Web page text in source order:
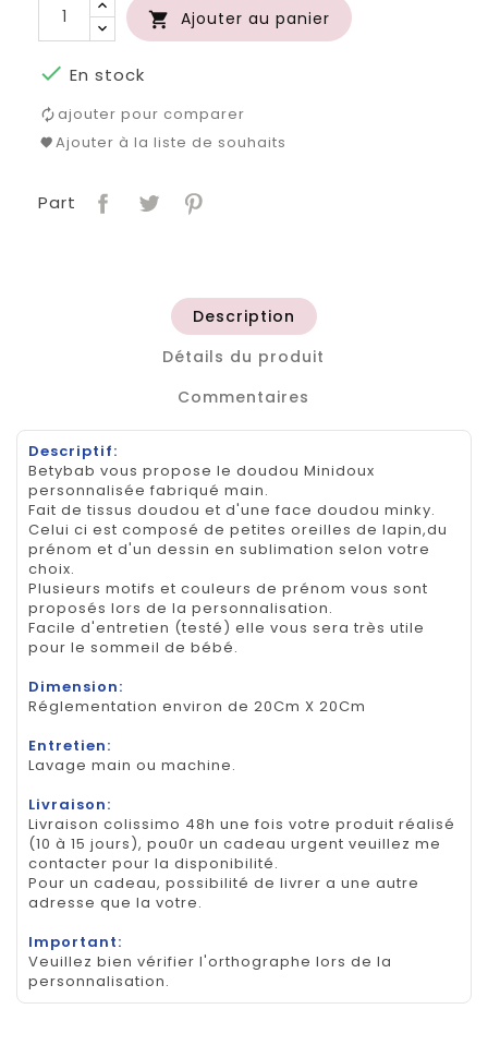
 Ajouter au panier
 En stock
ajouter pour comparer
Ajouter à la liste de souhaits
Part
Description
Détails du produit
Commentaires
Descriptif:
Betybab vous propose le doudou Minidoux
personnalisée fabriqué main.
Fait de tissus doudou et d'une face doudou minky.
Celui ci est composé de petites oreilles de lapin,du
prénom et d'un dessin en sublimation selon votre
choix.
Plusieurs motifs et couleurs de prénom vous sont
proposés lors de la personnalisation.
Facile d'entretien (testé) elle vous sera très utile
pour le sommeil de bébé.
Dimension:
Réglementation environ de 20Cm X 20Cm
Entretien:
Lavage main ou machine.
Livraison:
Livraison colissimo 48h une fois votre produit réalisé
(10 à 15 jours), pou0r un cadeau urgent veuillez me
contacter pour la disponibilité.
Pour un cadeau, possibilité de livrer a une autre
adresse que la votre.
Important:
Veuillez bien vérifier l'orthographe lors de la
personnalisation.